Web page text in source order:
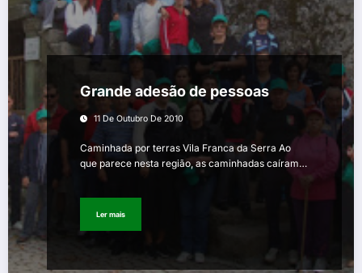
Grande adesão de pessoas
11 De Outubro De 2010
Caminhada por terras Vila Franca da Serra Ao
que parece nesta região, as caminhadas caíram…
Ler mais